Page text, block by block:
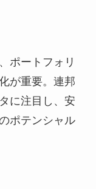
ポートフォリ
が重要。連邦
に注目し、安
ポテンシャル